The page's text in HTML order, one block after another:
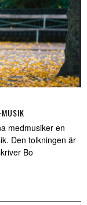
·MUSIK
medmusiker en
Den tolkningen är
Bo